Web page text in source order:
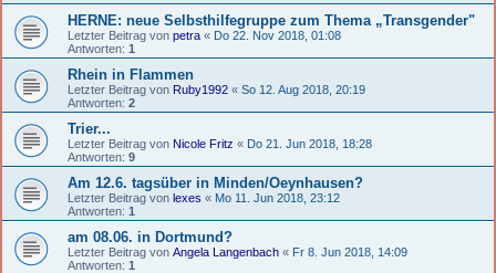
HERNE: neue Selbsthilfegruppe zum Thema „Transgender"
Letzter Beitrag von petra « Do 22. Nov 2018, 01:08
Antworten: 1
Rhein in Flammen
Letzter Beitrag von Ruby1992 « So 12. Aug 2018, 20:19
Antworten: 2
Trier...
Letzter Beitrag von Nicole Fritz « Do 21. Jun 2018, 18:28
Antworten: 9
Am 12.6. tagsüber in Minden/Oeynhausen?
Letzter Beitrag von lexes « Mo 11. Jun 2018, 23:12
Antworten: 1
am 08.06. in Dortmund?
Letzter Beitrag von Angela Langenbach « Fr 8. Jun 2018, 14:09
Antworten: 1